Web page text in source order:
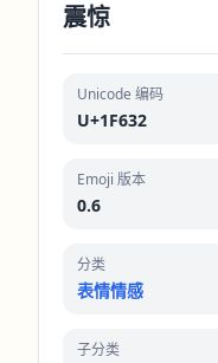
震惊
Unicode 编码
U+1F632
Emoji 版本
0.6
分类
表情情感
子分类